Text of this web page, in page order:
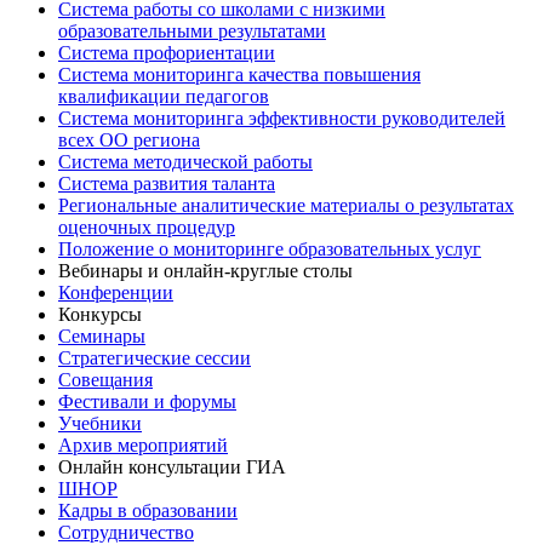
Система работы со школами с низкими
образовательными результатами
Система профориентации
Система мониторинга качества повышения
квалификации педагогов
Система мониторинга эффективности руководителей
всех ОО региона
Система методической работы
Система развития таланта
Региональные аналитические материалы о результатах
оценочных процедур
Положение о мониторинге образовательных услуг
Вебинары и онлайн-круглые столы
Конференции
Конкурсы
Семинары
Стратегические сессии
Совещания
Фестивали и форумы
Учебники
Архив мероприятий
Онлайн консультации ГИА
ШНОР
Кадры в образовании
Сотрудничество